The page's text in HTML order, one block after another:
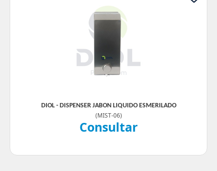
DIOL - DISPENSER JABON LIQUIDO ESMERILADO
(MIST-06)
Consultar